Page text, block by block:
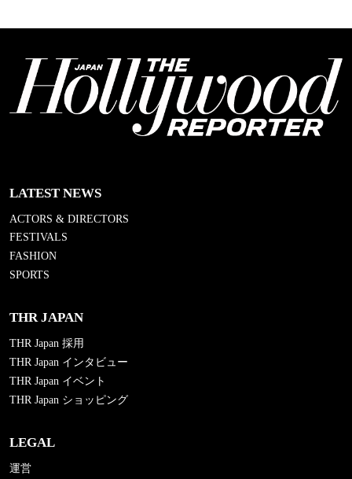
LATEST NEWS
ACTORS & DIRECTORS
FESTIVALS
FASHION
SPORTS
THR JAPAN
THR Japan 採用
THR Japan インタビュー
THR Japan イベント
THR Japan ショッピング
LEGAL
運営